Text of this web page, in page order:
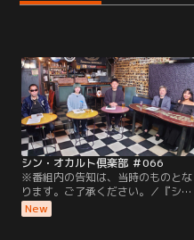
シン・オカルト倶楽部 ＃066
※番組内の告知は、当時のものとな
ります。ご了承ください。／『シ
ン・オカルト倶楽部』第66回。オカ
ルト界の各ジャンルを代表する豪華
New